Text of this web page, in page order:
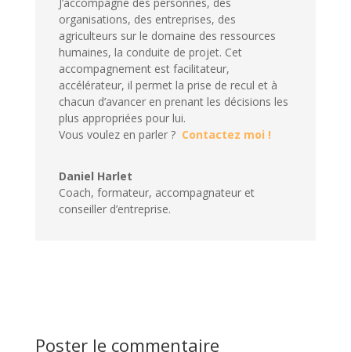
organisations, des entreprises, des
agriculteurs sur le domaine des ressources
humaines, la conduite de projet. Cet
accompagnement est facilitateur,
accélérateur, il permet la prise de recul et à
chacun d’avancer en prenant les décisions les
plus appropriées pour lui.
Vous voulez en parler ? Contactez moi !
Daniel Harlet
Coach, formateur, accompagnateur et
conseiller d’entreprise.
Poster le commentaire